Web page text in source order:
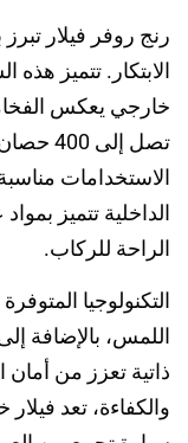
رنج روفر فيلار
الابتكار. تتميز
خارجي يعكس
تصل
الاستخدامات
الداخلية تتميز
الراحة للركاب.
التكنولوجيا
اللمس، بالإضافة
ذاتية تعزز من أمان
والكفاءة، تعد فيلار